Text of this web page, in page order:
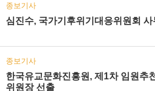
종보기사
심진수, 국가기후위기대응위원회
종보기사
한국유교문화진흥원, 제1차 임원
위원장 선출